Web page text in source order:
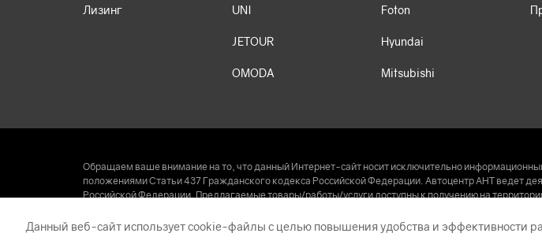
Лизинг UNI
JETOUR
OMODA
Foton
Hyundai
Mitsubishi
Обращаем ваше внимание на то, что данный Интернет-сайт носит исключительно
положениями Статьи 437 Гражданского кодекса Российской Федерации. Автоцентр АНТ ведет
Российской Федерации. Предлагаемые товары/работы/услуги доступны к получению на
© 2026 Автоцентр АНТ
Данный веб-сайт использует cookie-файлы с целью повышения удобства и эффективности